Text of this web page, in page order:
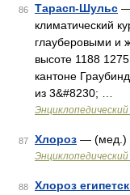
86 Тарасп-Шульс —
климатический
глауберовыми и
высоте 1188
кантоне
из 3&#8230; …
87 Хлороз — (мед.)
88 Хлороз